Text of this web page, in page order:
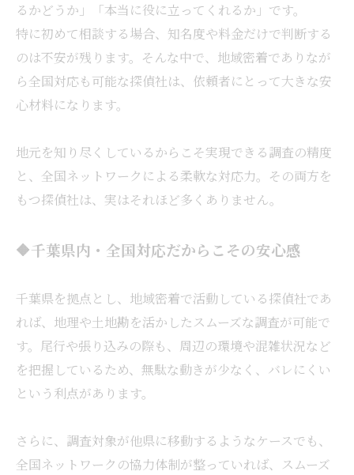
るかどうか」「本当に役に立ってくれるか」です。
特に初めて相談する場合、知名度や料金だけで判断する
のは不安が残ります。そんな中で、地域密着でありなが
ら全国対応も可能な探偵社は、依頼者にとって大きな安
心材料になります。
地元を知り尽くしているからこそ実現できる調査の精度
と、全国ネットワークによる柔軟な対応力。その両方を
もつ探偵社は、実はそれほど多くありません。
🔶千葉県内・全国対応だからこその安心感
千葉県を拠点とし、地域密着で活動している探偵社であ
れば、地理や土地勘を活かしたスムーズな調査が可能で
す。尾行や張り込みの際も、周辺の環境や混雑状況など
を把握しているため、無駄な動きが少なく、バレにくい
という利点があります。
さらに、調査対象が他県に移動するようなケースでも、
全国ネットワークの協力体制が整っていれば、スムーズ